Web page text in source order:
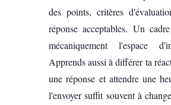
des points, critères
réponse acceptables. Un
mécaniquement l'espace
Apprends aussi à différer ta
une réponse et attendre une
l'envoyer suffit souvent à